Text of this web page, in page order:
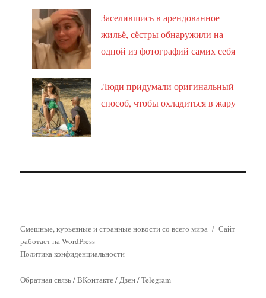
Заселившись в арендованное
жильё, сёстры обнаружили на
одной из фотографий самих себя
Люди придумали оригинальный
способ, чтобы охладиться в жару
Смешные, курьезные и странные новости со всего мира
Сайт
работает на WordPress
Политика конфиденциальности
Обратная связь/ВКонтакте/Дзен/Telegram